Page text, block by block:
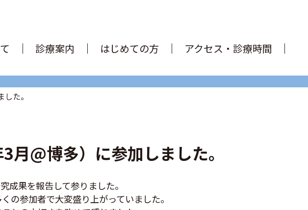
診療案内 はじめての方 アクセス・診療時間
た。
@博多）に参加しました。
成果を報告して参りました。
の参加者で大変盛り上がっていました。